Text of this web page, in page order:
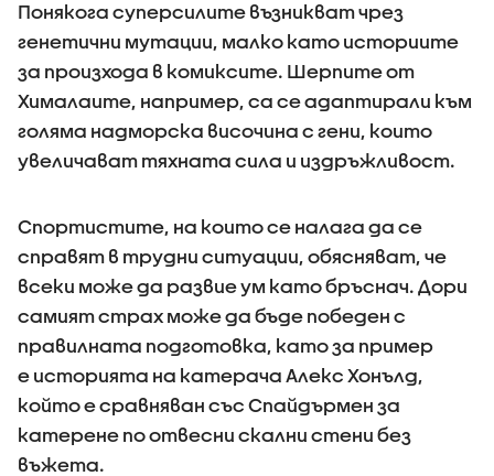
Понякога суперсилите възникват чрез
генетични мутации, малко като историите
за произхода в комиксите. Шерпите от
Хималаите, например, са се адаптирали към
голяма надморска височина с гени, които
увеличават тяхната сила и издръжливост.
Спортистите, на които се налага да се
справят в трудни ситуации, обясняват, че
всеки може да развие ум като бръснач. Дори
самият страх може да бъде победен с
правилната подготовка, като за пример
е историята на катерача Алекс Хонълд,
който е сравняван със Спайдърмен за
катерене по отвесни скални стени без
въжета.